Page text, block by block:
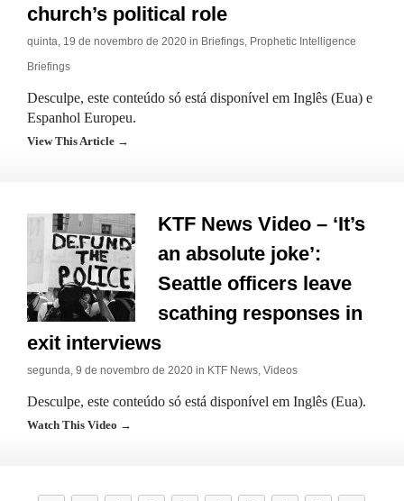
church’s political role
quinta, 19 de novembro de 2020 in Briefings, Prophetic Intelligence
Briefings
Desculpe, este conteúdo só está disponível em Inglês (Eua) e
Espanhol Europeu.
View This Article →
KTF News Video – ‘It’s
an absolute joke’:
Seattle officers leave
scathing responses in
exit interviews
segunda, 9 de novembro de 2020 in KTF News, Videos
Desculpe, este conteúdo só está disponível em Inglês (Eua).
Watch This Video →